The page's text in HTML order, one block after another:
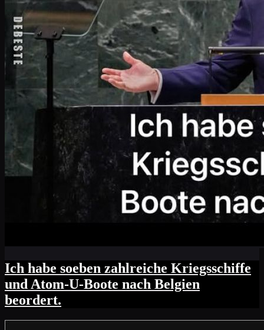
Ich habe soeben zahlreiche Kriegsschiffe
und Atom-U-Boote nach Belgien
beordert.